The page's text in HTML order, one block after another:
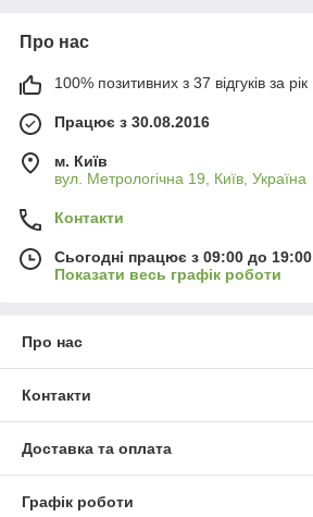
Про нас
100% позитивних з 37 відгуків за рік
Працює з 30.08.2016
м. Київ
вул. Метрологічна 19, Київ, Україна
Контакти
Сьогодні працює з 09:00 до 19:00
Показати весь графік роботи
Про нас
Контакти
Доставка та оплата
Графік роботи